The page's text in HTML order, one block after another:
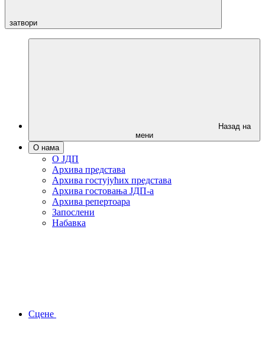
затвори
Назад на
мени
О нама
О ЈДП
Архива представа
Архива гостујућих представа
Архива гостовања ЈДП-а
Архива репертоара
Запослени
Набавка
Сцене